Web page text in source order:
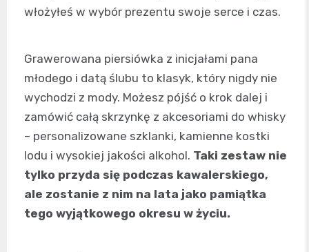
włożyłeś w wybór prezentu swoje serce i czas.
Grawerowana piersiówka z inicjałami pana
młodego i datą ślubu to klasyk, który nigdy nie
wychodzi z mody. Możesz pójść o krok dalej i
zamówić całą skrzynkę z akcesoriami do whisky
– personalizowane szklanki, kamienne kostki
lodu i wysokiej jakości alkohol. Taki zestaw nie
tylko przyda się podczas kawalerskiego,
ale zostanie z nim na lata jako pamiątka
tego wyjątkowego okresu w życiu.